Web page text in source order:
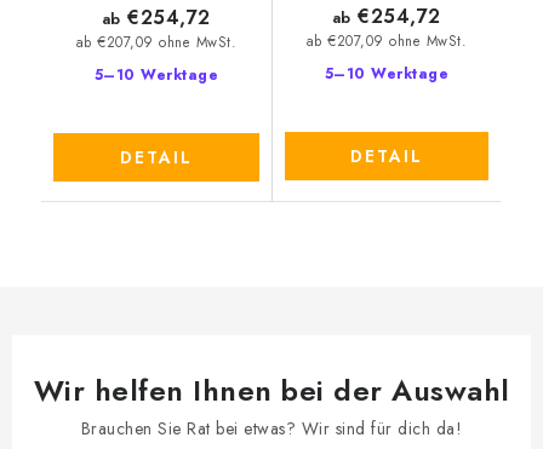
5–10 Werktage
ab €207,09 ohne MwSt.
ab €254,72
DETAIL
5–10 Werktage
ab €207,09 ohne MwSt.
ab €254,72
DETAIL
Wir helfen Ihnen bei der Auswahl
Brauchen Sie Rat bei etwas? Wir sind für dich da!